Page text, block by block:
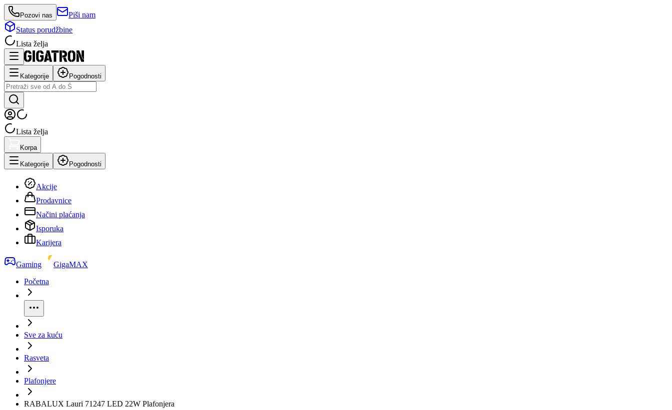
Pozovi nas
Piši nam
Status porudžbine
Lista želja
Kategorije Pogodnosti
Lista želja
Korpa
Kategorije Pogodnosti
Akcije
Prodavnice
Načini plaćanja
Isporuka
Karijera
Gaming
GigaMAX
Početna
Sve za kuću
Rasveta
Plafonjere
RABALUX Lauri 71247 LED 22W Plafonjera